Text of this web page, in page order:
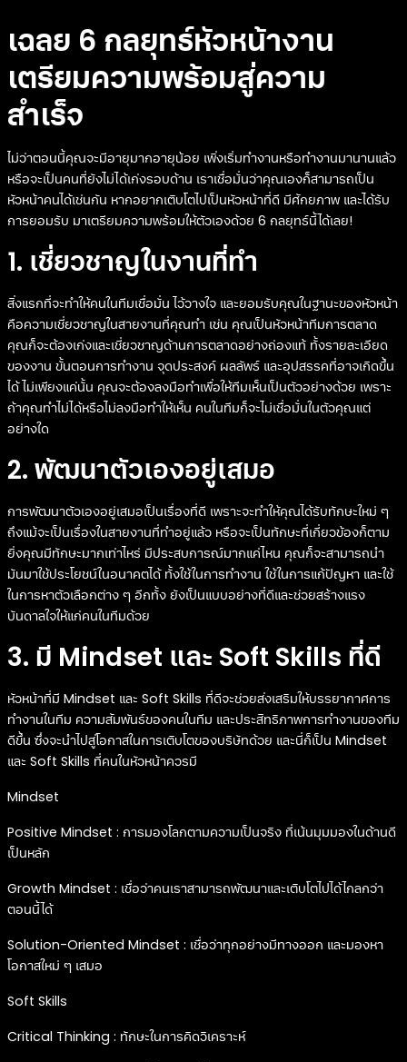
เฉลย 6 กลยุทธ์หัวหน้างาน
เตรียมความพร้อมสู่ความ
สำเร็จ
ไม่ว่าตอนนี้คุณจะมีอายุมากอายุน้อย เพิ่งเริ่มทำงานหรือทำงานมานานแล้ว
หรือจะเป็นคนที่ยังไม่ได้เก่งรอบด้าน เราเชื่อมั่นว่าคุณเองก็สามารถเป็น
หัวหน้าคนได้เช่นกัน หากอยากเติบโตไปเป็นหัวหน้าที่ดี มีศักยภาพ และได้รับ
การยอมรับ มาเตรียมความพร้อมให้ตัวเองด้วย 6 กลยุทธ์นี้ได้เลย!
1. เชี่ยวชาญในงานที่ทำ
สิ่งแรกที่จะทำให้คนในทีมเชื่อมั่น ไว้วางใจ และยอมรับคุณในฐานะของหัวหน้า
คือความเชี่ยวชาญในสายงานที่คุณทำ เช่น คุณเป็นหัวหน้าทีมการตลาด
คุณก็จะต้องเก่งและเชี่ยวชาญด้านการตลาดอย่างถ่องแท้ ทั้งรายละเอียด
ของงาน ขั้นตอนการทำงาน จุดประสงค์ ผลลัพธ์ และอุปสรรคที่อาจเกิดขึ้น
ได้ ไม่เพียงแค่นั้น คุณจะต้องลงมือทำเพื่อให้ทีมเห็นเป็นตัวอย่างด้วย เพราะ
ถ้าคุณทำไม่ได้หรือไม่ลงมือทำให้เห็น คนในทีมก็จะไม่เชื่อมั่นในตัวคุณแต่
อย่างใด
2. พัฒนาตัวเองอยู่เสมอ
การพัฒนาตัวเองอยู่เสมอเป็นเรื่องที่ดี เพราะจะทำให้คุณได้รับทักษะใหม่ ๆ
ถึงแม้จะเป็นเรื่องในสายงานที่ทำอยู่แล้ว หรือจะเป็นทักษะที่เกี่ยวข้องก็ตาม
ยิ่งคุณมีทักษะมากเท่าไหร่ มีประสบการณ์มากแค่ไหน คุณก็จะสามารถนำ
มันมาใช้ประโยชน์ในอนาคตได้ ทั้งใช้ในการทำงาน ใช้ในการแก้ปัญหา และใช้
ในการหาตัวเลือกต่าง ๆ อีกทั้ง ยังเป็นแบบอย่างที่ดีและช่วยสร้างแรง
บันดาลใจให้แก่คนในทีมด้วย
3. มี Mindset และ Soft Skills ที่ดี
หัวหน้าที่มี Mindset และ Soft Skills ที่ดีจะช่วยส่งเสริมให้บรรยากาศการ
ทำงานในทีม ความสัมพันธ์ของคนในทีม และประสิทธิภาพการทำงานของทีม
ดีขึ้น ซึ่งจะนำไปสู่โอกาสในการเติบโตของบริษัทด้วย และนี่ก็เป็น Mindset
และ Soft Skills ที่คนในหัวหน้าควรมี
Mindset
Positive Mindset : การมองโลกตามความเป็นจริง ที่เน้นมุมมองในด้านดี
เป็นหลัก
Growth Mindset : เชื่อว่าคนเราสามารถพัฒนาและเติบโตไปได้ไกลกว่า
ตอนนี้ได้
Solution-Oriented Mindset : เชื่อว่าทุกอย่างมีทางออก และมองหา
โอกาสใหม่ ๆ เสมอ
Soft Skills
Critical Thinking : ทักษะในการคิดวิเคราะห์